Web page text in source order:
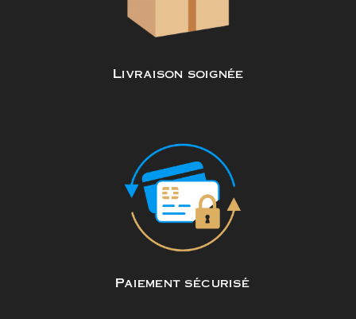
Livraison soignée
Paiement sécurisé